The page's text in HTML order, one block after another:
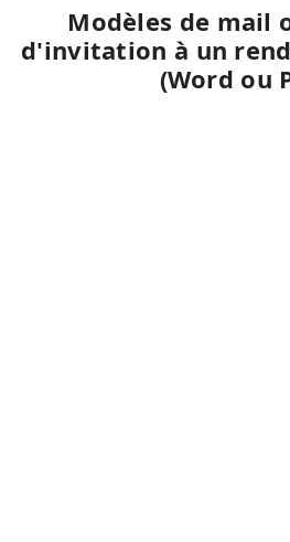
Modèles de mail
d'invitation à un
(Word ou